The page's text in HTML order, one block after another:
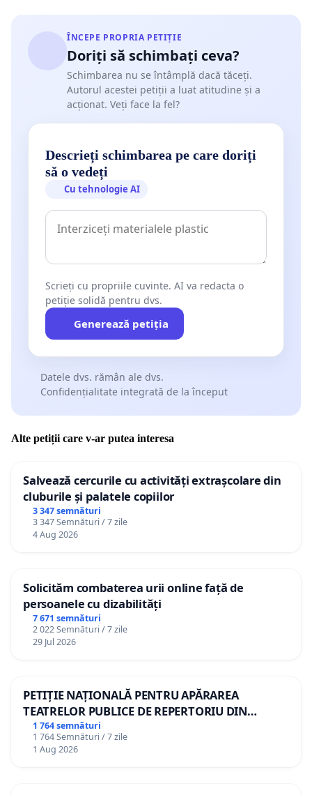
ÎNCEPE PROPRIA PETIȚIE
Doriți să schimbați ceva?
Schimbarea nu se întâmplă dacă tăceți.
Autorul acestei petiții a luat atitudine și a
acționat. Veți face la fel?
Descrieți schimbarea pe care doriți
să o vedeți
Cu tehnologie AI
Scrieți cu propriile cuvinte. AI va redacta o
petiție solidă pentru dvs.
Generează petiția
Datele dvs. rămân ale dvs.
Confidențialitate integrată de la început
Alte petiții care v-ar putea interesa
Salvează cercurile cu activități extrașcolare din
cluburile și palatele copiilor
3 347 semnături
3 347 Semnături / 7 zile
4 Aug 2026
Solicităm combaterea urii online față de
persoanele cu dizabilități
7 671 semnături
2 022 Semnături / 7 zile
29 Jul 2026
PETIȚIE NAȚIONALĂ PENTRU APĂRAREA
TEATRELOR PUBLICE DE REPERTORIU DIN
ROMÂNIA
1 764 semnături
1 764 Semnături / 7 zile
1 Aug 2026